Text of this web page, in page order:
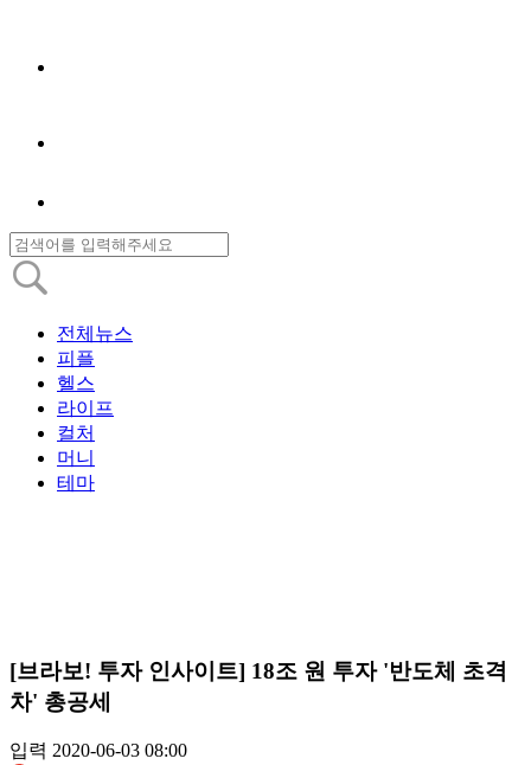
전체뉴스
피플
헬스
라이프
컬처
머니
테마
[브라보! 투자 인사이트] 18조 원 투자 '반도체 초격
차' 총공세
입력 2020-06-03 08:00